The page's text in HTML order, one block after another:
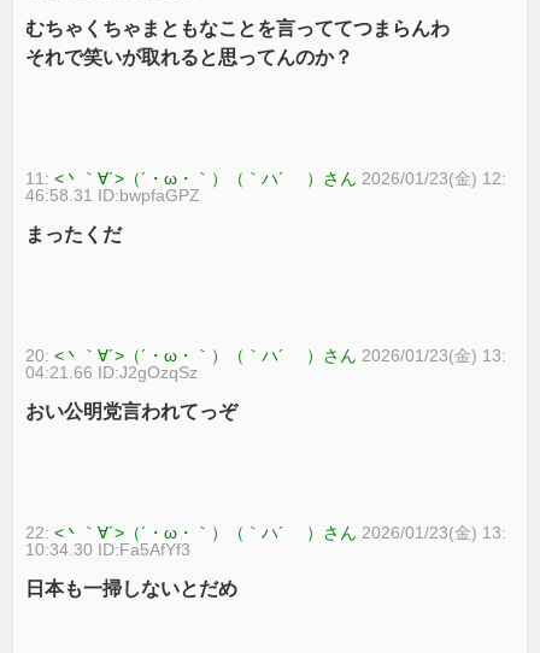
むちゃくちゃまともなことを言っててつまらんわ
それで笑いが取れると思ってんのか？
11:<丶｀∀´>（´・ω・｀）（｀ハ´ ）さん 2026/01/23(金) 12:
46:58.31 ID:bwpfaGPZ
まったくだ
20:<丶｀∀´>（´・ω・｀）（｀ハ´ ）さん 2026/01/23(金) 13:
04:21.66 ID:J2gOzqSz
おい公明党言われてっぞ
22:<丶｀∀´>（´・ω・｀）（｀ハ´ ）さん 2026/01/23(金) 13:
10:34.30 ID:Fa5AfYf3
日本も一掃しないとだめ